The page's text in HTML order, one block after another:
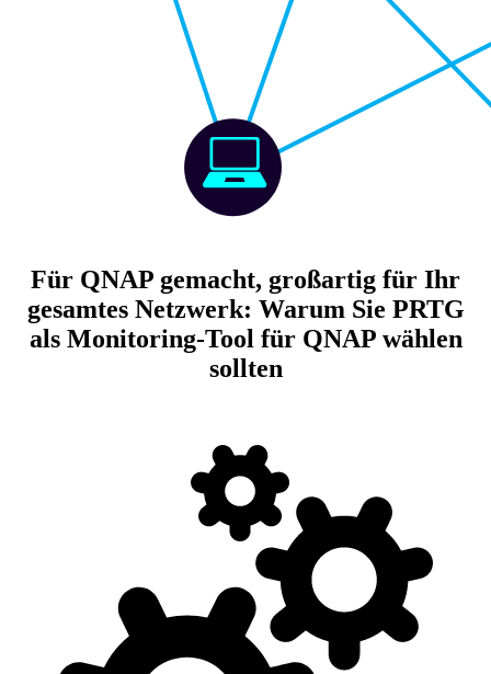
Für QNAP gemacht, großartig für Ihr
gesamtes Netzwerk: Warum Sie PRTG
als Monitoring-Tool für QNAP wählen
sollten